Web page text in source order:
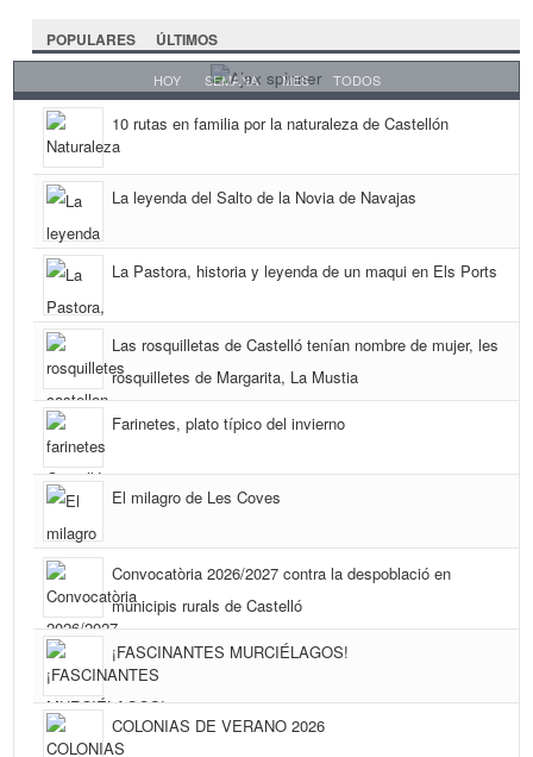
POPULARES ÚLTIMOS
HOY SEMANA MES TODOS
10 rutas en familia por la naturaleza de Castellón
La leyenda del Salto de la Novia de Navajas
La Pastora, historia y leyenda de un maqui en Els Ports
Las rosquilletas de Castelló tenían nombre de mujer, les
rosquilletes de Margarita, La Mustia
Farinetes, plato típico del invierno
El milagro de Les Coves
Convocatòria 2026/2027 contra la despoblació en
municipis rurals de Castelló
¡FASCINANTES MURCIÉLAGOS!
COLONIAS DE VERANO 2026